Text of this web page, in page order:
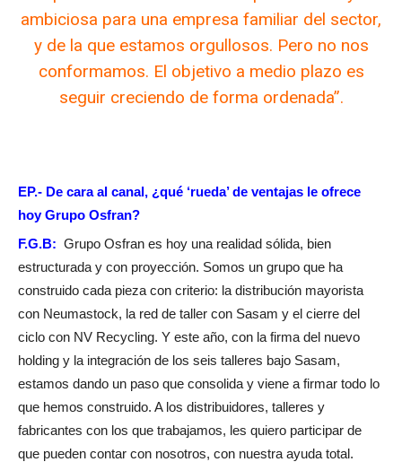
ambiciosa para una empresa familiar del sector,
y de la que estamos orgullosos. Pero no nos
conformamos. El objetivo a medio plazo es
seguir creciendo de forma ordenada”.
EP.- De cara al canal, ¿qué ‘rueda’ de ventajas le ofrece
hoy Grupo Osfran?
F.G.B: Grupo Osfran es hoy una realidad sólida, bien
estructurada y con proyección. Somos un grupo que ha
construido cada pieza con criterio: la distribución mayorista
con Neumastock, la red de taller con Sasam y el cierre del
ciclo con NV Recycling. Y este año, con la firma del nuevo
holding y la integración de los seis talleres bajo Sasam,
estamos dando un paso que consolida y viene a firmar todo lo
que hemos construido. A los distribuidores, talleres y
fabricantes con los que trabajamos, les quiero participar de
que pueden contar con nosotros, con nuestra ayuda total.